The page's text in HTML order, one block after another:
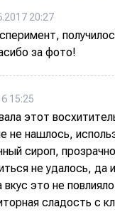
20:27
за фото!
15:25
этот
не нашлось,
сироп,
не удалось, да
это не
сладость с